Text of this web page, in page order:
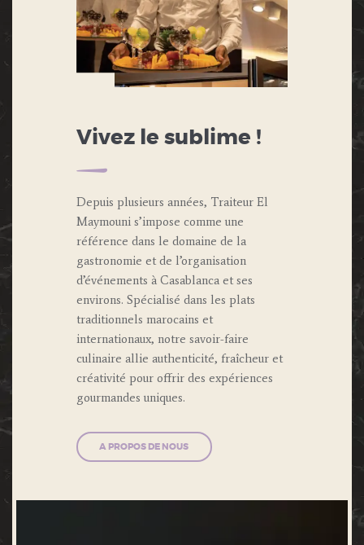
Vivez le sublime !
Depuis plusieurs années, Traiteur El
Maymouni s’impose comme une
référence dans le domaine de la
gastronomie et de l’organisation
d’événements à Casablanca et ses
environs. Spécialisé dans les plats
traditionnels marocains et
internationaux, notre savoir-faire
culinaire allie authenticité, fraîcheur et
créativité pour offrir des expériences
gourmandes uniques.
A PROPOS DE NOUS